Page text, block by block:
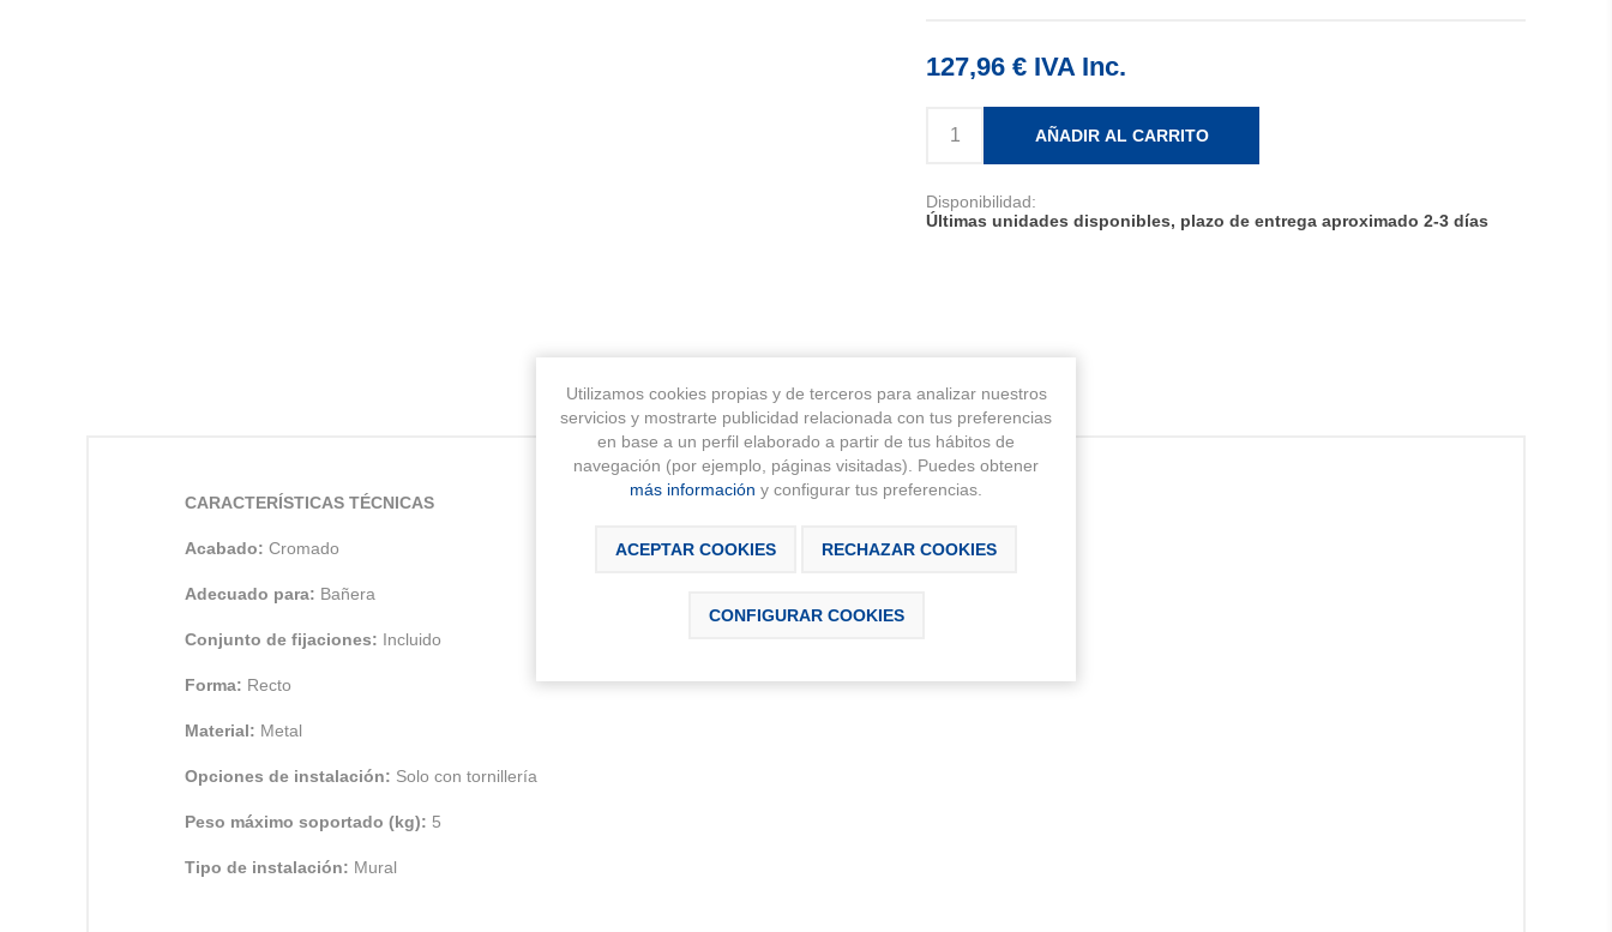
127,96 € IVA Inc.
AÑADIR AL CARRITO
Disponibilidad:
Últimas unidades disponibles, plazo de entrega aproximado 2-3 días
DESCRIPCIÓN CONTÁCTANOS
CARACTERÍSTICAS TÉCNICAS
Acabado: Cromado
Adecuado para: Bañera
Conjunto de fijaciones: Incluido
Forma: Recto
Material: Metal
Opciones de instalación: Solo con tornillería
Peso máximo soportado (kg): 5
Tipo de instalación: Mural
Utilizamos cookies propias y de terceros para analizar nuestros
servicios y mostrarte publicidad relacionada con tus preferencias
en base a un perfil elaborado a partir de tus hábitos de
navegación (por ejemplo, páginas visitadas). Puedes obtener
más información y configurar tus preferencias.
ACEPTAR COOKIES RECHAZAR COOKIES
CONFIGURAR COOKIES